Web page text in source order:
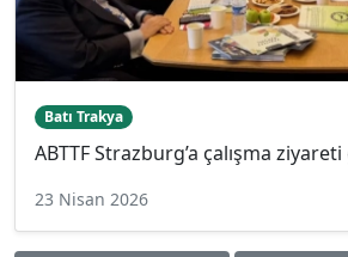
Batı Trakya
ABTTF Strazburg’a çalışma
23 Nisan 2026